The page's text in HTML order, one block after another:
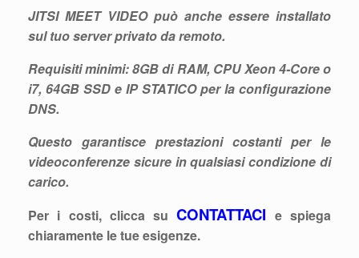
JITSI MEET VIDEO può anche essere installato
sul tuoserver privatoda remoto.
Requisiti minimi: 8GB di RAM, CPU Xeon 4-Core o
i7, 64GB SSD e IP STATICO per la configurazione
DNS.
Questo garantisce prestazioni costanti per le
videoconferenze sicurein qualsiasi condizione di
carico.
Per i costi, clicca suCONTATTACI e spiega
chiaramente le tue esigenze.